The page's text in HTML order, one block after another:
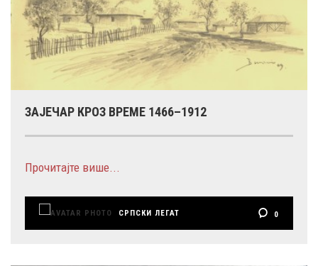
ЗАЈЕЧАР КРОЗ ВРЕМЕ 1466–1912
Прочитајте више...
СРПСКИ ЛЕГАТ 0